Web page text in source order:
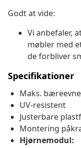
Godt at vide:
Vi anbefaler,
møbler med
de forbliver
Specifikationer
Maks.
UV-resistent
Justerbare
Montering
Hjørnemodul: